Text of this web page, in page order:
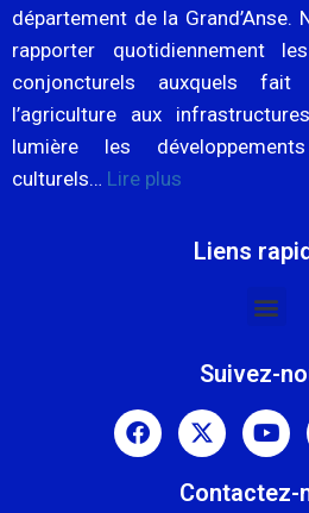
département de la Grand’Anse.
rapporter quotidiennement
conjoncturels auxquels
l’agriculture aux
lumière les
culturels… Lire plus
Liens
Suivez-
Contactez-